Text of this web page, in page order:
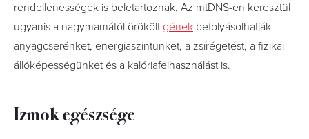
rendellenességek is beletartoznak. Az mtDNS-en keresztül
ugyanis a nagymamától örökölt gének befolyásolhatják
anyagcserénket, energiaszintünket, a zsírégetést, a fizikai
állóképességünket és a kalóriafelhasználást is.
Izmok egészsége